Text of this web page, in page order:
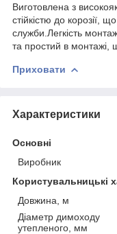
Виготовлена з
стійкістю до корозії,
служби.Легкість
та простий в монтажі,
Приховати
Характеристики
Основні
Виробник
Користувальницькі
Довжина, м
Діаметр димоходу
утепленого, мм